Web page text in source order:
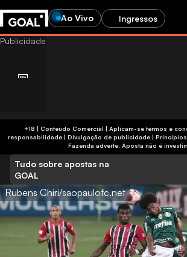
Ao Vivo Ingressos
+18 | Conteúdo Comercial | Aplicam-se termos e condições | Jogue com
responsabilidade| Divulgação de publicidade|
Fazenda adverte: Aposta não é
Tudo sobre apostas na
GOAL
Rubens Chiri/saopaulofc.net